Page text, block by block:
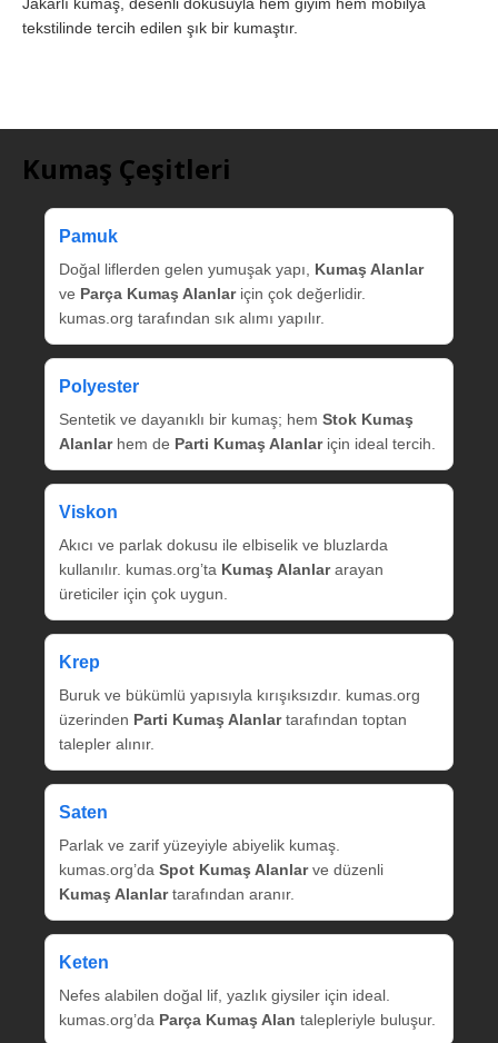
Jakarlı kumaş, desenli dokusuyla hem giyim hem mobilya
tekstilinde tercih edilen şık bir kumaştır.
Kumaş Çeşitleri
Pamuk
Doğal liflerden gelen yumuşak yapı, Kumaş Alanlar
ve Parça Kumaş Alanlariçin çok değerlidir.
kumas.org tarafından sık alımı yapılır.
Polyester
Sentetik ve dayanıklı bir kumaş; hem Stok Kumaş
Alanlarhem de Parti Kumaş Alanlariçin ideal tercih.
Viskon
Akıcı ve parlak dokusu ile elbiselik ve bluzlarda
kullanılır. kumas.org’ta Kumaş Alanlararayan
üreticiler için çok uygun.
Krep
Buruk ve bükümlü yapısıyla kırışıksızdır. kumas.org
üzerinden Parti Kumaş Alanlartarafından toptan
talepler alınır.
Saten
Parlak ve zarif yüzeyiyle abiyelik kumaş.
kumas.org’da Spot Kumaş Alanlarve düzenli
Kumaş Alanlartarafından aranır.
Keten
Nefes alabilen doğal lif, yazlık giysiler için ideal.
kumas.org’da Parça Kumaş Alan talepleriyle buluşur.